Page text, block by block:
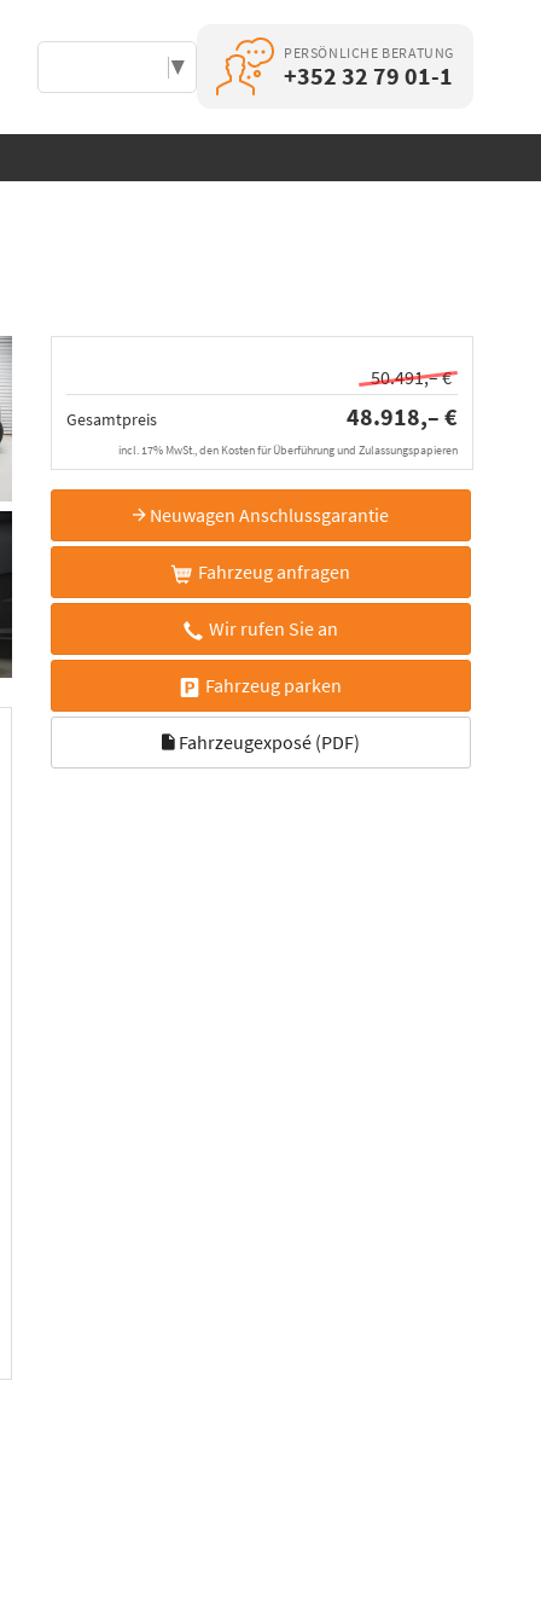
▼
PERSÖNLICHE BERATUNG
+352 32 79 01-1
50.491,– €
Gesamtpreis 48.918,– €
incl. 17% MwSt., den Kosten für Überführung und Zulassungspapieren
Neuwagen Anschlussgarantie
Fahrzeug anfragen
Wir rufen Sie an
Fahrzeug parken
Fahrzeugexposé (PDF)